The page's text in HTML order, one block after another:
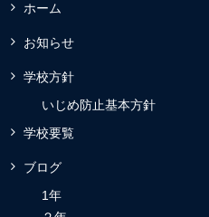
ホーム
お知らせ
学校方針
いじめ防止基本方針
学校要覧
ブログ
1年